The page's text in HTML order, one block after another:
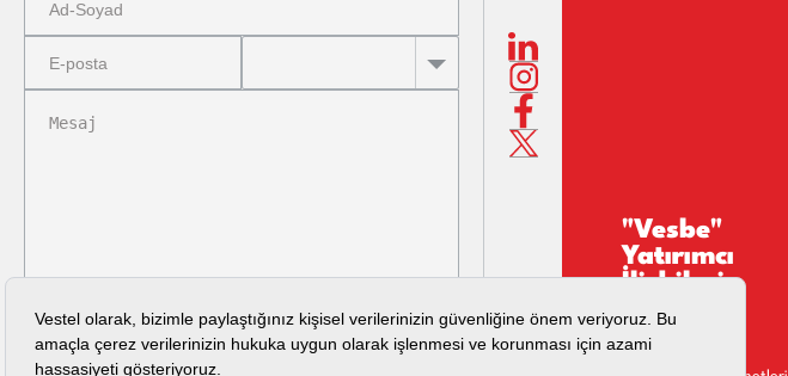
GÖNDER
"Vesbe"
Yatırımcı
İlişkileri
Kişisel Verilerin
İşlenmesine İlişkin